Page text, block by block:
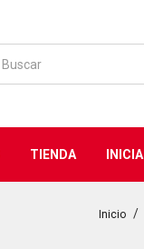
TIENDA
Inicio